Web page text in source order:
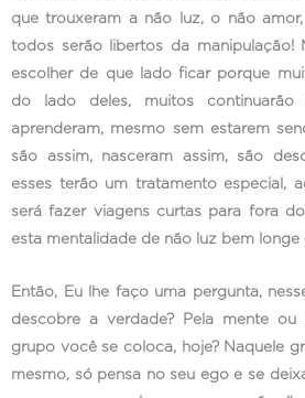
que trouxeram a não luz, o não
todos serão libertos da manipulação!
escolher de que lado ficar porque
do lado deles, muitos
aprenderam, mesmo sem estarem
são assim, nasceram assim, são
esses terão um tratamento especial,
será fazer viagens curtas para fora
esta mentalidade de não luz bem longe
Então, Eu lhe faço uma pergunta,
descobre a verdade? Pela mente
grupo você se coloca, hoje? Naquele
mesmo, só pensa no seu ego e se